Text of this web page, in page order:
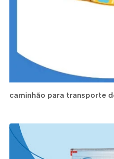
caminhão para transporte